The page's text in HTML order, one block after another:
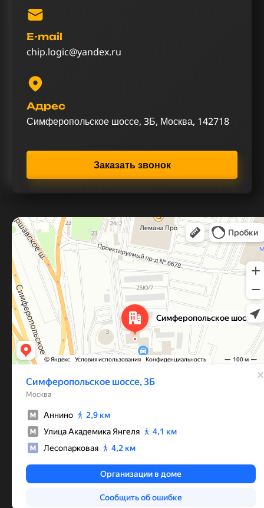
E-mail
chip.logic@yandex.ru
Адрес
Симферопольское шоссе, 3Б, Москва, 142718
Заказать звонок